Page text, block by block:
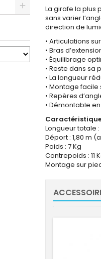
La girafe la plus
sans varier
direction de
• Articulations
• Bras
• Équilibrage
• Reste dans sa
• La longueur
• Montage facile
• Repères
• Démontable
Longueur totale :
Déport : 1,80 m
Poids : 7 Kg
Contrepoids : 11
Montage sur